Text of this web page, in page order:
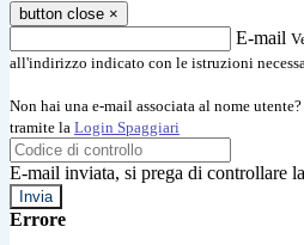
button close ×
E-mail
all'indirizzo indicato con le istruzioni
Non hai una e-mail associata al nome
tramite la Login Spaggiari
E-mail inviata, si prega di controllare
Errore